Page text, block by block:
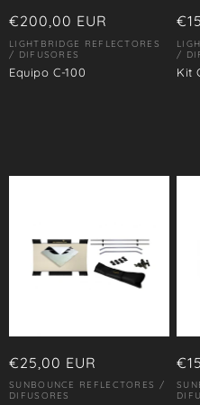
Precio
habitual
€200,00 EUR
Proveedor:
LIGHTBRIDGE REFLECTORES
/ DIFUSORES
Equipo C-100
/
Kit
Precio
habitual
€25,00 EUR
Proveedor:
SUNBOUNCE REFLECTORES /
DIFUSORES